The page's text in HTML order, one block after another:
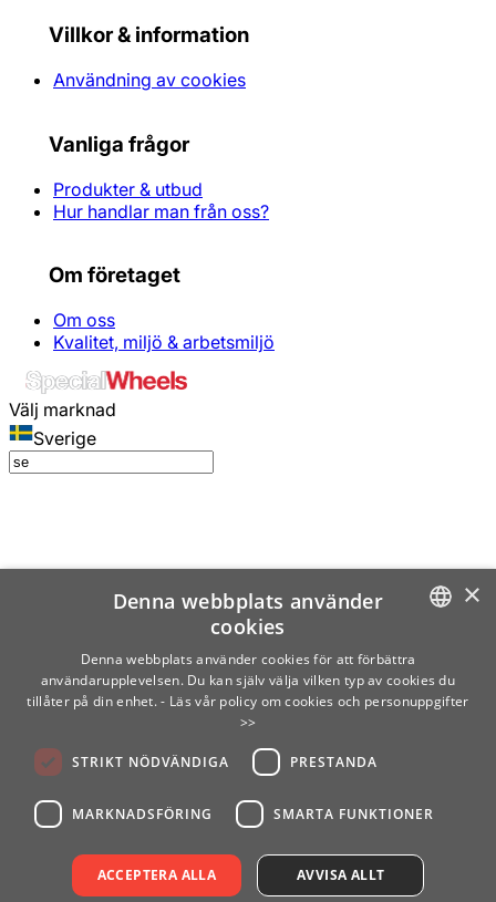
Villkor & information
Användning av cookies
Vanliga frågor
Produkter & utbud
Hur handlar man från oss?
Om företaget
Om oss
Kvalitet, miljö & arbetsmiljö
Välj marknad
Sverige
SWEDISH
×
Denna webbplats använder
cookies
Denna webbplats använder cookies för att förbättra
användarupplevelsen. Du kan själv välja vilken typ av cookies du
tillåter på din enhet. - Läs vår policy om cookies och personuppgifter
>>
STRIKT NÖDVÄNDIGA PRESTANDA
MARKNADSFÖRING SMARTA FUNKTIONER
ACCEPTERA ALLA AVVISA ALLT